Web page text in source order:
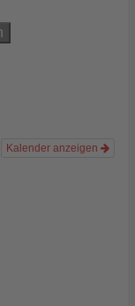
Kalender anzeigen